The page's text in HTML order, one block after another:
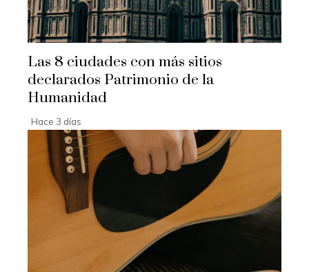
Las 8 ciudades con más sitios
declarados Patrimonio de la
Humanidad
Hace 3 días